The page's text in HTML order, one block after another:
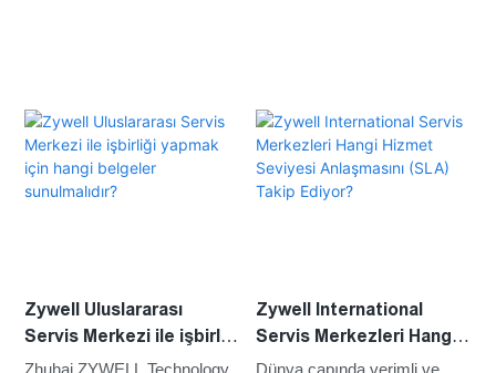
kullanım ömrünü doğrudan
etkiler.
olunur.
Zywell Uluslararası
Servis Merkezi ile işbirliği
yapmak için hangi
Zhuhai ZYWELL Technology
Zywell International
Servis Merkezleri Hangi
Hizmet Seviyesi
Dünya çapında verimli ve